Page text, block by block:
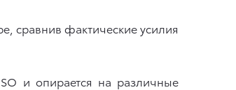
сравнив фактические усилия
и опирается на различные